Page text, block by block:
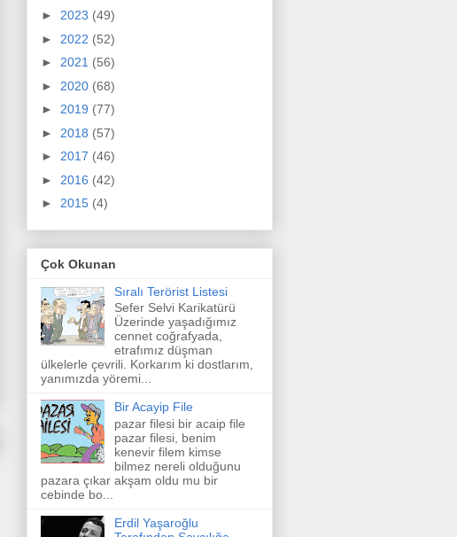
► 2023 (49)
► 2022 (52)
► 2021 (56)
► 2020 (68)
► 2019 (77)
► 2018 (57)
► 2017 (46)
► 2016 (42)
► 2015 (4)
Çok Okunan
Sıralı Terörist Listesi
Sefer Selvi Karikatürü
Üzerinde yaşadığımız
cennet coğrafyada,
etrafımız düşman
ülkelerle çevrili. Korkarım ki dostlarım,
yanımızda yöremi...
Bir Acayip File
pazar filesi bir acaip file
pazar filesi, benim
kenevir filem kimse
bilmez nereli olduğunu
pazara çıkar akşam oldu mu bir
cebinde bo...
Erdil Yaşaroğlu